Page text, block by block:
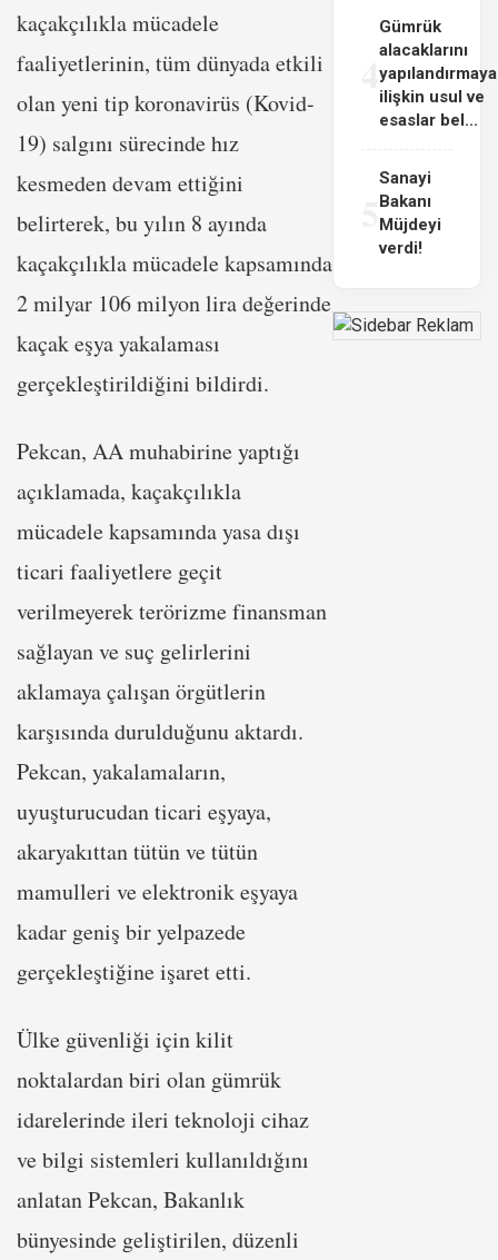
kaçakçılıkla mücadele
faaliyetlerinin, tüm dünyada etkili
olan yeni tip koronavirüs (Kovid-
19) salgını sürecinde hız
kesmeden devam ettiğini
belirterek, bu yılın 8 ayında
kaçakçılıkla mücadele kapsamında
2 milyar 106 milyon lira değerinde
kaçak eşya yakalaması
gerçekleştirildiğini bildirdi.
Pekcan, AA muhabirine yaptığı
açıklamada, kaçakçılıkla
mücadele kapsamında yasa dışı
ticari faaliyetlere geçit
verilmeyerek terörizme finansman
sağlayan ve suç gelirlerini
aklamaya çalışan örgütlerin
karşısında durulduğunu aktardı.
Pekcan, yakalamaların,
uyuşturucudan ticari eşyaya,
akaryakıttan tütün ve tütün
mamulleri ve elektronik eşyaya
kadar geniş bir yelpazede
gerçekleştiğine işaret etti.
Ülke güvenliği için kilit
noktalardan biri olan gümrük
idarelerinde ileri teknoloji cihaz
ve bilgi sistemleri kullanıldığını
anlatan Pekcan, Bakanlık
bünyesinde geliştirilen, düzenli
4
Gümrük
alacaklarını
yapılandırmaya
ilişkin usul ve
esaslar bel...
Sanayi
Bakanı
Müjdeyi
verdi!